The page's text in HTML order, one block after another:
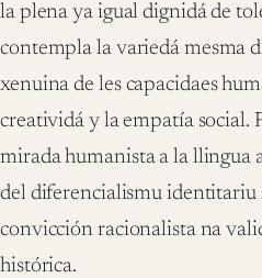
la plena ya igual dignidá de
contempla la variedá mesma
xenuina de les capacidaes
creatividá y la empatía social.
mirada humanista a la llingua
del diferencialismu identitariu
convicción racionalista na
histórica.